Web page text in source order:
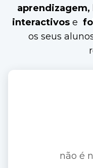
aprendizagem,
interactivos e
os seus
não é